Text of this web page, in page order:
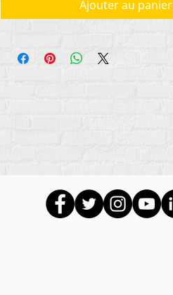
Ajouter au panier